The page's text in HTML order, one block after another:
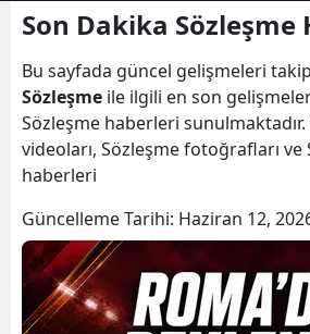
Son Dakika Sözleşme
Bu sayfada güncel gelişmeleri
Sözleşme ile ilgili en son
Sözleşme haberleri sunulmaktadır.
videoları, Sözleşme fotoğrafları ve
haberleri
Güncelleme Tarihi: Haziran 12,